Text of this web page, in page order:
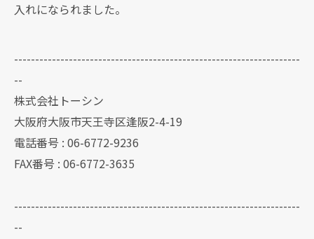
入れになられました。
--------------------------------------------------------------------
--
株式会社トーシン
大阪府大阪市天王寺区逢阪2-4-19
電話番号 : 06-6772-9236
FAX番号 : 06-6772-3635
--------------------------------------------------------------------
--